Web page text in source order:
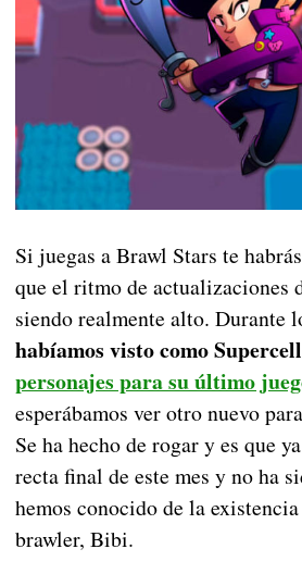
Si juegas a Brawl Stars te
que el ritmo de actualizaciones
siendo realmente alto. Durante
habíamos visto como
personajes para su último
esperábamos ver otro nuevo
Se ha hecho de rogar y es que
recta final de este mes y no ha
hemos conocido de la
brawler, Bibi.